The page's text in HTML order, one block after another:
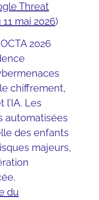
Threat
mai 2026)
2026
chiffrement,
Les
automatisées
des enfants
majeurs,
du